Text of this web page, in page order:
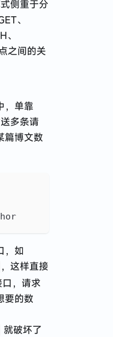
侧重于分
、
之间的关
，单靠
多条请
篇博文数
，如
，这样直接
口，请求
要的数
就破坏了